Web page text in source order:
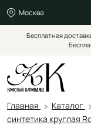
Москва
Бесплатная
Главная Каталог
синтетика круглая